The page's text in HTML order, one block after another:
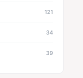
121
34
39